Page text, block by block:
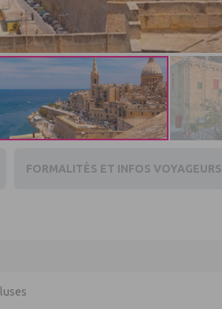
FORMALITÉS ET INFOS VOYAGEURS